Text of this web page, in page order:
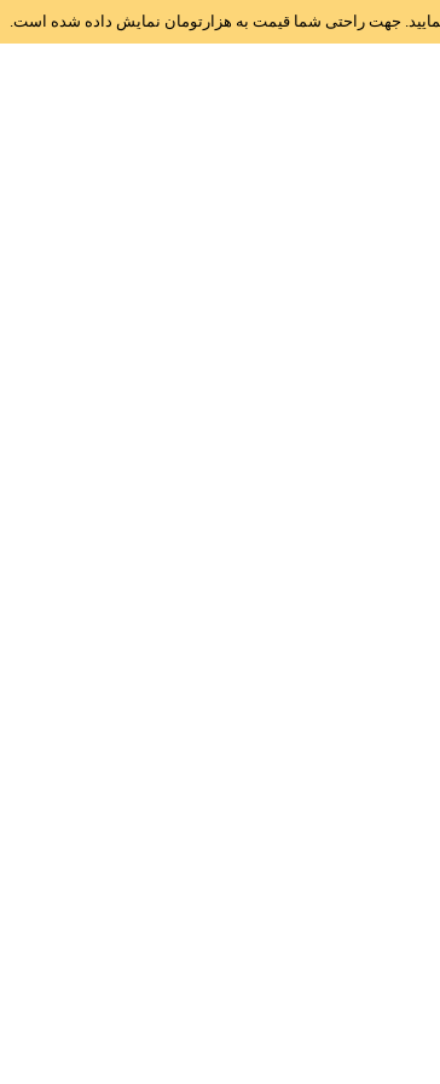
نمایید. جهت راحتی شما قیمت به هزارتومان نمایش داده شده است.